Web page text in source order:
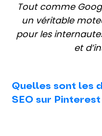
Tout comme
un véritable
pour les
et
Quelles sont les
SEO sur